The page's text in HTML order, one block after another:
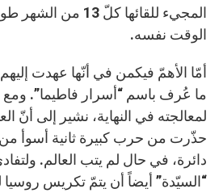
المجيء للقائها كلّ
الوقت نفسه.
أمّا الأهمّ فيكمن في أنّها عهدت
ما عُرف باسم “أسرار فاطيما”. ومع
لمعالجته في النهاية، نشير إلى أنّ
حذّرت من حرب كبيرة ثانية أسوأ من
دائرة، في حال لم يتب العالم.
“السيّدة” أيضاً أن يتمّ تكريس روسيا